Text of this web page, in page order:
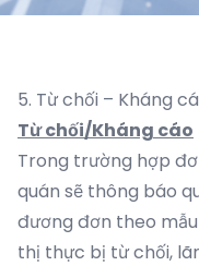
5. Từ chối – Kháng
Từ chối/Kháng cáo
Trong trường hợp
quán sẽ thông báo
đương đơn theo
thị thực bị từ chối,